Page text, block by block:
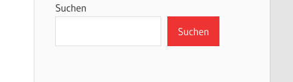
Suchen
Suchen